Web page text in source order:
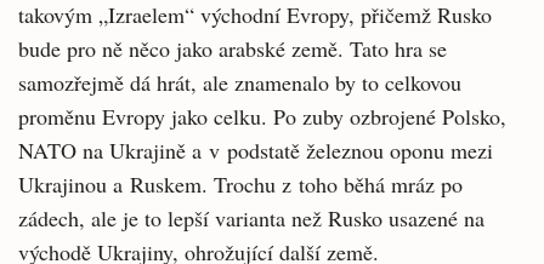
takovým „Izraelem“ východní Evropy, přičemž Rusko
bude pro ně něco jako arabské země. Tato hra se
samozřejmě dá hrát, ale znamenalo by to celkovou
proměnu Evropy jako celku. Po zuby ozbrojené Polsko,
NATO na Ukrajině a v podstatě železnou oponu mezi
Ukrajinou a Ruskem. Trochu z toho běhá mráz po
zádech, ale je to lepší varianta než Rusko usazené na
východě Ukrajiny, ohrožující další země.